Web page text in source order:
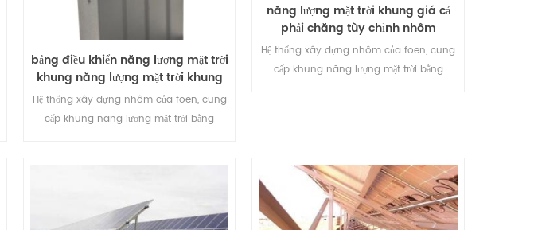
bảng điều khiển năng lượng mặt trời
khung năng lượng mặt trời khung
gắn mặt đất
Hệ thống xây dựng nhôm của foen, cung
cấp khung năng lượng mặt trời bằng
năng lượng mặt trời khung giá cả
phải chăng tùy chỉnh nhôm
Hệ thống xây dựng nhôm của foen, cung
cấp khung năng lượng mặt trời bằng